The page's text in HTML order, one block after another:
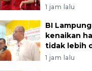
1 jam lalu
BI
kenaikan
tidak lebih
1 jam lalu